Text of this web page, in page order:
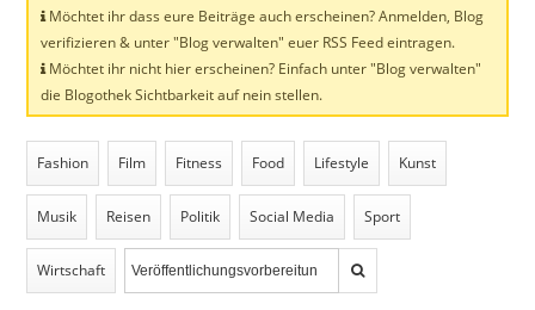
Möchtet ihr dass eure Beiträge auch erscheinen? Anmelden, Blog
verifizieren & unter "Blog verwalten" euer RSS Feed eintragen.
Möchtet ihr nicht hier erscheinen? Einfach unter "Blog verwalten"
die Blogothek Sichtbarkeit auf nein stellen.
Fashion Film Fitness Food Lifestyle Kunst
Musik Reisen Politik Social Media Sport
Wirtschaft